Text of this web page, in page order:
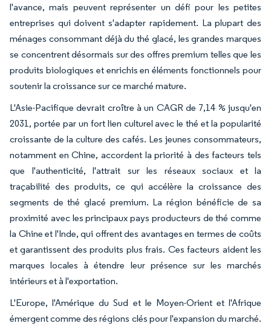
l'avance, mais peuvent représenter un défi pour les petites
entreprises qui doivent s'adapter rapidement. La plupart des
ménages consommant déjà du thé glacé, les grandes marques
se concentrent désormais sur des offres premium telles que les
produits biologiques et enrichis en éléments fonctionnels pour
soutenir la croissance sur ce marché mature.
L'Asie-Pacifique devrait croître à un CAGR de 7,14 % jusqu'en
2031, portée par un fort lien culturel avec le thé et la popularité
croissante de la culture des cafés. Les jeunes consommateurs,
notamment en Chine, accordent la priorité à des facteurs tels
que l'authenticité, l'attrait sur les réseaux sociaux et la
traçabilité des produits, ce qui accélère la croissance des
segments de thé glacé premium. La région bénéficie de sa
proximité avec les principaux pays producteurs de thé comme
la Chine et l'Inde, qui offrent des avantages en termes de coûts
et garantissent des produits plus frais. Ces facteurs aident les
marques locales à étendre leur présence sur les marchés
intérieurs et à l'exportation.
L'Europe, l'Amérique du Sud et le Moyen-Orient et l'Afrique
émergent comme des régions clés pour l'expansion du marché.